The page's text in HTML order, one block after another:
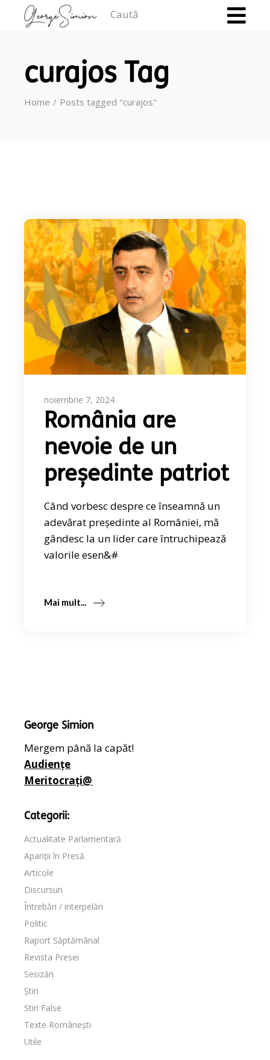
curajos Tag
Home Posts tagged "curajos"
noiembrie 7, 2024
România are
nevoie de un
președinte patriot
Când vorbesc despre ce înseamnă un
adevărat președinte al României, mă
gândesc la un lider care întruchipează
valorile esen&#
Mai mult...
George Simion
Mergem până la capăt!
Audiențe
Meritocrați@
Categorii:
Actualitate Parlamentară
Apariții în Presă
Articole
Discursuri
Întrebări / interpelări
Politic
Raport Săptămânal
Revista Presei
Sesizări
Știri
Stiri False
Texte Românești
Utile